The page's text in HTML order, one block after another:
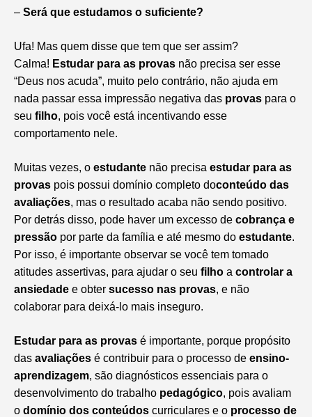
– Será que estudamos o suficiente?
Ufa! Mas quem disse que tem que ser assim?
Calma! Estudar para as provas não precisa ser esse
“Deus nos acuda”, muito pelo contrário, não ajuda em
nada passar essa impressão negativa das provas para o
seu filho, pois você está incentivando esse
comportamento nele.
Muitas vezes, o estudante não precisa estudar para as
provas pois possui domínio completo doconteúdo das
avaliações, mas o resultado acaba não sendo positivo.
Por detrás disso, pode haver um excesso de cobrança e
pressão por parte da família e até mesmo do estudante.
Por isso, é importante observar se você tem tomado
atitudes assertivas, para ajudar o seu filho a controlar a
ansiedade e obter sucesso nas provas, e não
colaborar para deixá-lo mais inseguro.
Estudar para as provas é importante, porque propósito
das avaliações é contribuir para o processo de ensino-
aprendizagem, são diagnósticos essenciais para o
desenvolvimento do trabalho pedagógico, pois avaliam
o domínio dos conteúdos curriculares e o processo de